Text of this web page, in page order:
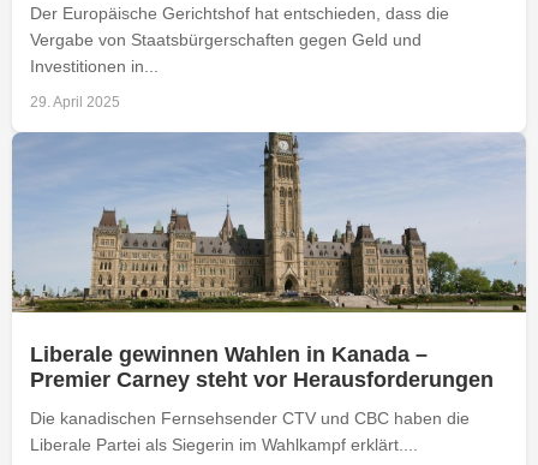
Der Europäische Gerichtshof hat entschieden, dass die
Vergabe von Staatsbürgerschaften gegen Geld und
Investitionen in...
29. April 2025
Liberale gewinnen Wahlen in Kanada –
Premier Carney steht vor Herausforderungen
Die kanadischen Fernsehsender CTV und CBC haben die
Liberale Partei als Siegerin im Wahlkampf erklärt....